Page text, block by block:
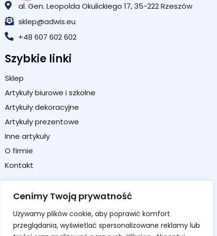
Cenimy Twoją prywatność
Używamy plików cookie, aby poprawić komfort
przeglądania, wyświetlać spersonalizowane reklamy lub
al. Gen. Leopolda Okulickiego 17, 35-222 Rzeszów
sklep@adwis.eu
+48 607 602 602
Szybkie linki
Sklep
Artykuły biurowe i szkolne
Artykuły dekoracyjne
Artykuły prezentowe
Inne artykuły
O firmie
Kontakt
Koszyk